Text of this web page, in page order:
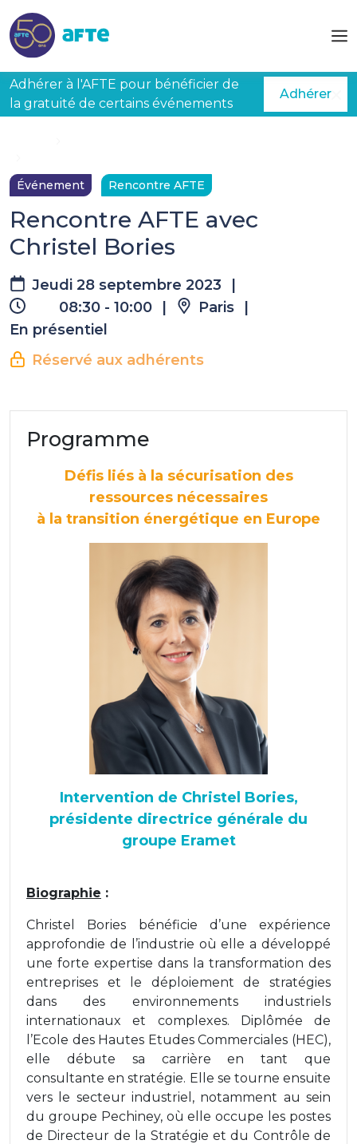
Adhérer à l'AFTE pour bénéficier de
la gratuité de certains événements
Adhérer
Événement
Rencontre AFTE
Rencontre AFTE avec
Christel Bories
Jeudi 28 septembre 2023
08:30 - 10:00
Paris
En présentiel
Réservé aux adhérents
Programme
Défis liés à la sécurisation des
ressources nécessaires
à la transition énergétique en Europe
Intervention de Christel Bories,
présidente directrice générale du
groupe Eramet
Biographie :
Christel Bories bénéficie d’une expérience
approfondie de l’industrie où elle a développé
une forte expertise dans la transformation des
entreprises et le déploiement de stratégies
dans des environnements industriels
internationaux et complexes. Diplômée de
l’Ecole des Hautes Etudes Commerciales (HEC),
elle débute sa carrière en tant que
consultante en stratégie. Elle se tourne ensuite
vers le secteur industriel, notamment au sein
du groupe Pechiney, où elle occupe les postes
de Directeur de la Stratégie et du Contrôle de